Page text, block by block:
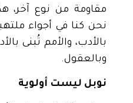
مقاومة من نوع آخر،
نحن كنا في أجواء
بالأدب، والأمم تُبنى
وبالعقول.
نوبل ليست أولوية